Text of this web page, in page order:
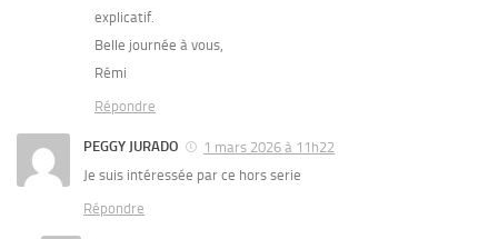
explicatif.
Belle journée à vous,
Rémi
Répondre
PEGGY JURADO
1 mars 2026 à 11h22
Je suis intéressée par ce hors serie
Répondre